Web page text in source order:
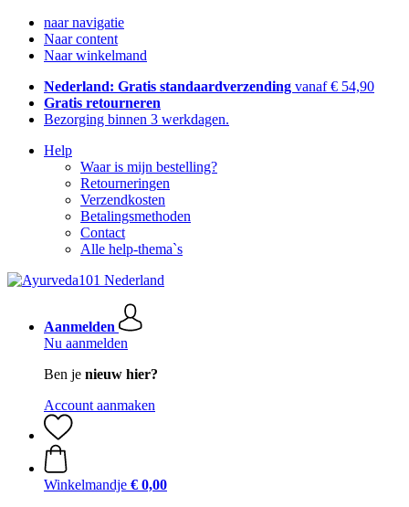
naar navigatie
Naar content
Naar winkelmand
Nederland: Gratis standaardverzending vanaf € 54,90
Gratis retourneren
Bezorging binnen 3 werkdagen.
Help
Waar is mijn bestelling?
Retourneringen
Verzendkosten
Betalingsmethoden
Contact
Alle help-thema`s
Aanmelden
Nu aanmelden
Ben je nieuw hier?
Account aanmaken
Winkelmandje € 0,00